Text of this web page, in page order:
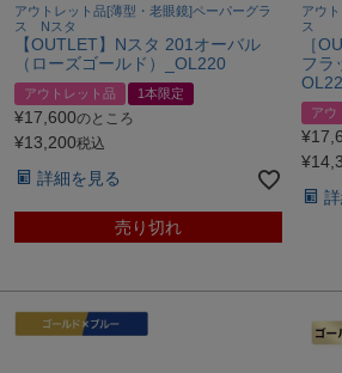
アウトレット品[薄型・老眼鏡]ペーパーグラ
ス Nスタ
【OUTLET】Nスタ 201オーバル
（ローズゴールド）_OL220
アウトレット品 1本限定
¥17,600のところ
¥13,200税込
詳細を見る
売り切れ
アウ
ス
［
フラ
アウ
¥
¥